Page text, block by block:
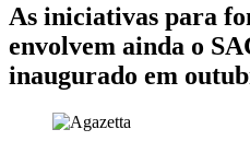
As iniciativas para
envolvem ainda o
inaugurado em